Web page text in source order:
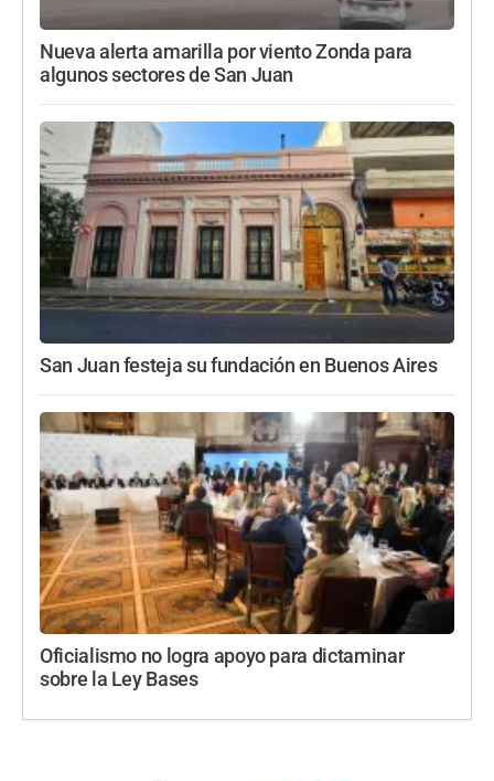
Nueva alerta amarilla por viento Zonda para
algunos sectores de San Juan
San Juan festeja su fundación en Buenos Aires
Oficialismo no logra apoyo para dictaminar
sobre la Ley Bases